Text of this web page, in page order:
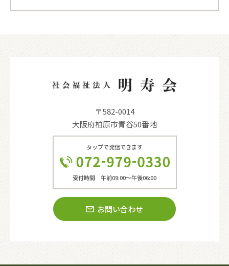
〒582-0014
大阪府柏原市青谷50番地
タップで発信できます
受付時間 午前09:00〜午後06:00
お問い合わせ